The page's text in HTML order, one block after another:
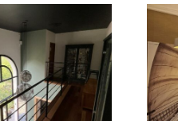
Papier peint et
peinture escalier